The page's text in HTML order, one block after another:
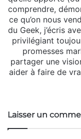
comprendre,
ce qu’on nous
du Geek, j’écris
privilégiant
promesses
partager une
aider à faire de
Laisser un